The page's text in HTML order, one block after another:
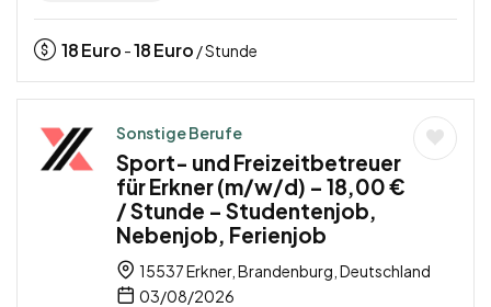
18Euro -18Euro / Stunde
Sonstige Berufe
Sport- und Freizeitbetreuer
für Erkner (m/w/d) – 18,00 €
/ Stunde – Studentenjob,
Nebenjob, Ferienjob
15537 Erkner, Brandenburg, Deutschland
03/08/2026